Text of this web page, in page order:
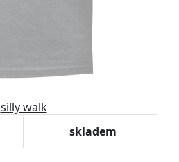
silly walk
skladem